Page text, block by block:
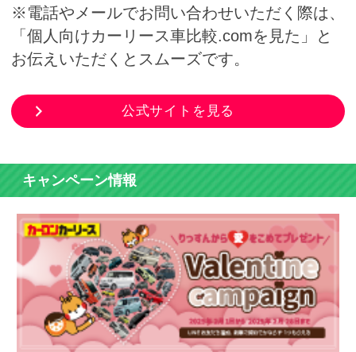
※電話やメールでお問い合わせいただく際は、
「個人向けカーリース車比較.comを見た」と
お伝えいただくとスムーズです。
公式サイトを見る
キャンペーン情報